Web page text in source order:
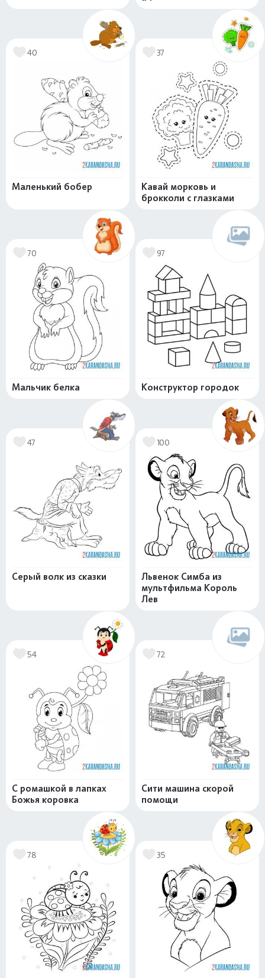
40
Маленький бобер
37
Кавай морковь и
брокколи с глазками
70
Мальчик белка
97
Конструктор городок
47
Серый волк из сказки
100
Львенок Симба из
мультфильма Король
Лев
54
С ромашкой в лапках
Божья коровка
72
Сити машина скорой
помощи
78 35